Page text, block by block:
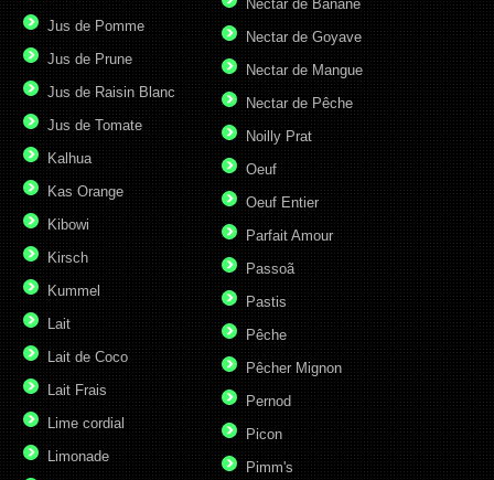
Jus de Pomme
Jus de Prune
Jus de Raisin Blanc
Jus de Tomate
Kalhua
Kas Orange
Kibowi
Kirsch
Kummel
Lait
Lait de Coco
Lait Frais
Lime cordial
Limonade
Nectar de Banane
Nectar de Goyave
Nectar de Mangue
Nectar de Pêche
Noilly Prat
Oeuf
Oeuf Entier
Parfait Amour
Passoã
Pastis
Pêche
Pêcher Mignon
Pernod
Picon
Pimm's